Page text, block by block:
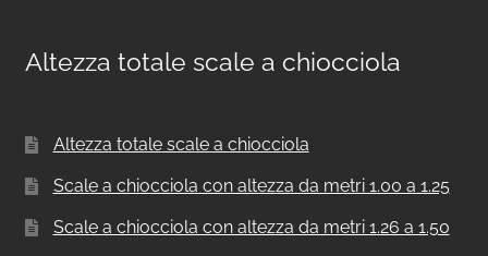
Altezza totale scale a chiocciola
Altezza totale scale a chiocciola
Scale a chiocciola con altezza da metri 1.00 a 1.25
Scale a chiocciola con altezza da metri 1.26 a 1.50